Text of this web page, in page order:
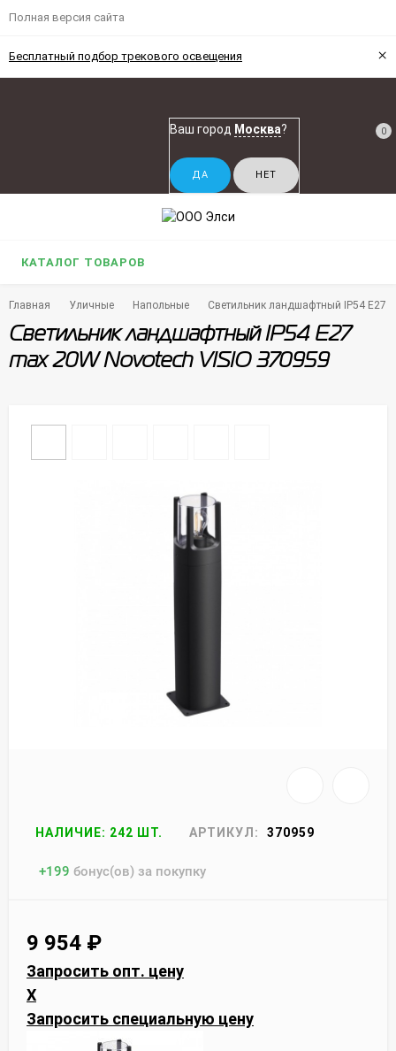
Полная версия сайта
Бесплатный подбор трекового освещения ×
Ваш город Москва? 0
КАТАЛОГ ТОВАРОВ
Главная Уличные Напольные Светильник ландшафтный IP54 E27
Светильник ландшафтный IP54 E27
max 20W Novotech VISIO 370959
НАЛИЧИЕ: 242 ШТ. АРТИКУЛ: 370959
+199 бонус(ов) за покупку
9 954 ₽
Запросить опт. цену
X
Запросить специальную цену